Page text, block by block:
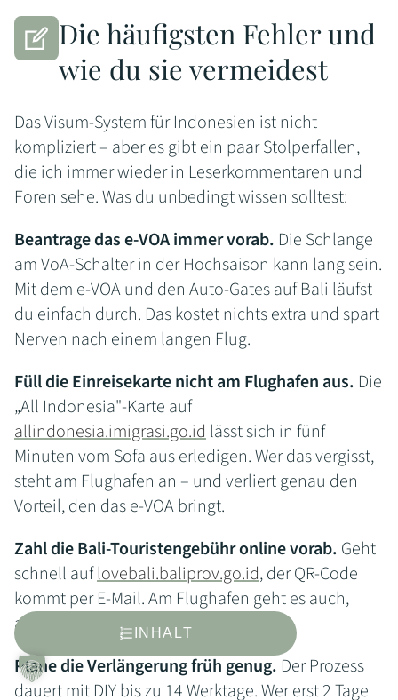
INHALT
Die häufigsten Fehler und
wie du sie vermeidest
Das Visum-System für Indonesien ist nicht
kompliziert – aber es gibt ein paar Stolperfallen,
die ich immer wieder in Leserkommentaren und
Foren sehe. Was du unbedingt wissen solltest:
Beantrage das e-VOA immer vorab. Die Schlange
am VoA-Schalter in der Hochsaison kann lang sein.
Mit dem e-VOA und den Auto-Gates auf Bali läufst
du einfach durch. Das kostet nichts extra und spart
Nerven nach einem langen Flug.
Füll die Einreisekarte nicht am Flughafen aus. Die
„All Indonesia"-Karte auf
allindonesia.imigrasi.go.idlässt sich in fünf
Minuten vom Sofa aus erledigen. Wer das vergisst,
steht am Flughafen an – und verliert genau den
Vorteil, den das e-VOA bringt.
Zahl die Bali-Touristengebühr online vorab. Geht
schnell auflovebali.baliprov.go.id, der QR-Code
kommt per E-Mail. Am Flughafen geht es auch,
aber warum extra anstehen?
Plane die Verlängerung früh genug. Der Prozess
dauert mit DIY bis zu 14 Werktage. Wer erst 2 Tage